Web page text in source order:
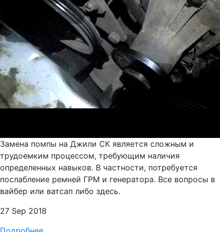
Замена помпы на Джили СК является сложным и
трудоемким процессом, требующим наличия
определенных навыков. В частности, потребуется
послабление ремней ГРМ и генератора. Все вопросы в
вайбер или ватсап либо здесь.
27 Sep 2018